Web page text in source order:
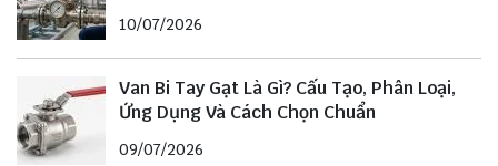
10/07/2026
Van Bi Tay Gạt Là Gì? Cấu Tạo, Phân Loại,
Ứng Dụng Và Cách Chọn Chuẩn
09/07/2026